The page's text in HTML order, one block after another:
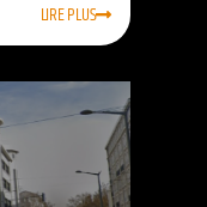
LIRE PLUS